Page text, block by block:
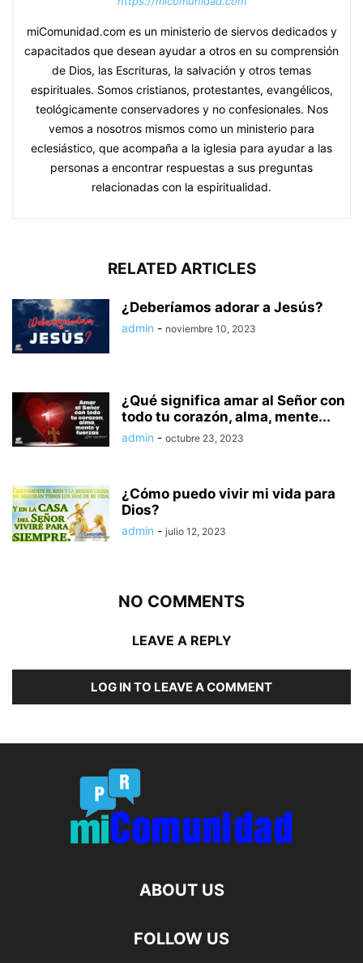
miComunidad.com es un ministerio de siervos dedicados y
capacitados que desean ayudar a otros en su comprensión
de Dios, las Escrituras, la salvación y otros temas
espirituales. Somos cristianos, protestantes, evangélicos,
teológicamente conservadores y no confesionales. Nos
vemos a nosotros mismos como un ministerio para
eclesiástico, que acompaña a la iglesia para ayudar a las
personas a encontrar respuestas a sus preguntas
relacionadas con la espiritualidad.
RELATED ARTICLES
¿Deberíamos adorar a Jesús?
admin - noviembre 10, 2023
¿Qué significa amar al Señor con
todo tu corazón, alma, mente...
admin - octubre 23, 2023
¿Cómo puedo vivir mi vida para
Dios?
admin - julio 12, 2023
NO COMMENTS
LEAVE A REPLY
LOG IN TO LEAVE A COMMENT
ABOUT US
FOLLOW US